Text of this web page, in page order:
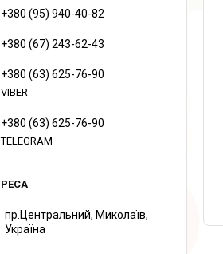
+380 (95) 940-40-82
+380 (67) 243-62-43
+380 (63) 625-76-90
VIBER
+380 (63) 625-76-90
TELEGRAM
пр.Центральний, Миколаїв,
Україна